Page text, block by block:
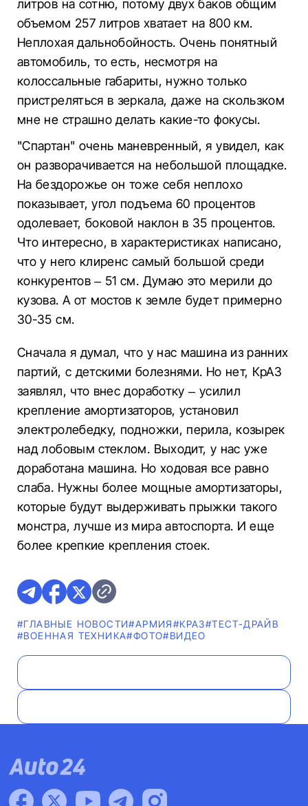
литров на сотню, потому двух баков общим
объемом 257 литров хватает на 800 км.
Неплохая дальнобойность. Очень понятный
автомобиль, то есть, несмотря на
колоссальные габариты, нужно только
пристреляться в зеркала, даже на скользком
мне не страшно делать какие-то фокусы.
"Спартан" очень маневренный, я увидел, как
он разворачивается на небольшой площадке.
На бездорожье он тоже себя неплохо
показывает, угол подъема 60 процентов
одолевает, боковой наклон в 35 процентов.
Что интересно, в характеристиках написано,
что у него клиренс самый большой среди
конкурентов – 51 см. Думаю это мерили до
кузова. А от мостов к земле будет примерно
30-35 см.
Сначала я думал, что у нас машина из ранних
партий, с детскими болезнями. Но нет, КрАЗ
заявлял, что внес доработку – усилил
крепление амортизаторов, установил
электролебедку, подножки, перила, козырек
над лобовым стеклом. Выходит, у нас уже
доработана машина. Но ходовая все равно
слаба. Нужны более мощные амортизаторы,
которые будут выдерживать прыжки такого
монстра, лучше из мира автоспорта. И еще
более крепкие крепления стоек.
#ГЛАВНЫЕ НОВОСТИ#АРМИЯ#КРАЗ#ТЕСТ-ДРАЙВ
#ВОЕННАЯ ТЕХНИКА#ФОТО#ВИДЕО